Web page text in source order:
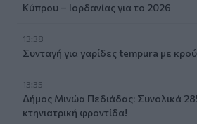
Κύπρου – Ιορδανίας για το 2026
13:38
Συνταγή για γαρίδες tempura με
13:35
Δήμος Μινώα Πεδιάδας: Συνολικά
κτηνιατρική φροντίδα!